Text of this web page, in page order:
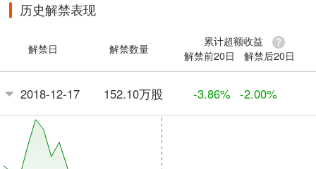
历史解禁表现
解禁日 解禁数量
累计超额收益
解禁前20日
解禁后20日
2018-12-17 152.10万股 -3.86% -2.00%